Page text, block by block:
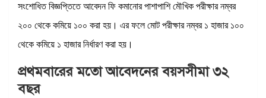
সংশোধিত বিজ্ঞপ্তিতে আবেদন ফি কমানোর পাশাপাশি মৌখিক পরীক্ষার নম্বর
২০০ থেকে কমিয়ে ১০০ করা হয়। এর ফলে মোট পরীক্ষার নম্বর ১ হাজার ১০০
থেকে কমিয়ে ১ হাজার নির্ধারণ করা হয়।
প্রথমবারের মতো আবেদনের বয়সসীমা ৩২
বছর